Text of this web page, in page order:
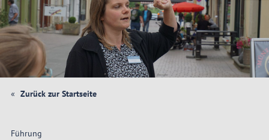
Zurück zur Startseite
Führung